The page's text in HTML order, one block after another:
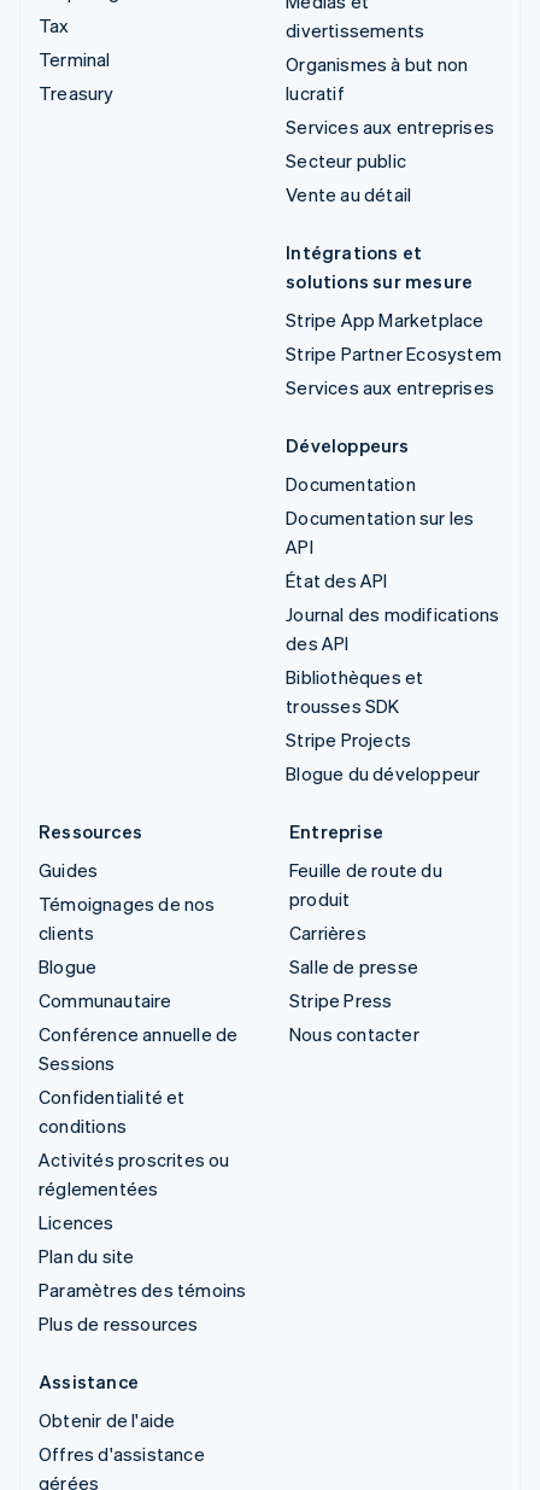
Tax
Terminal
Treasury
divertissements
Organismes à but non
lucratif
Services aux entreprises
Secteur public
Vente au détail
Intégrations et
solutions sur mesure
Stripe App Marketplace
Stripe Partner Ecosystem
Services aux entreprises
Développeurs
Documentation
Documentation sur les
API
État des API
Journal des modifications
des API
Bibliothèques et
trousses SDK
Stripe Projects
Blogue du développeur
Ressources
Guides
Témoignages de nos
clients
Blogue
Communautaire
Conférence annuelle de
Sessions
Confidentialité et
conditions
Activités proscrites ou
réglementées
Licences
Plan du site
Paramètres des témoins
Plus de ressources
Entreprise
Feuille de route du
produit
Carrières
Salle de presse
Stripe Press
Nous contacter
Assistance
Obtenir de l'aide
Offres d'assistance
gérées